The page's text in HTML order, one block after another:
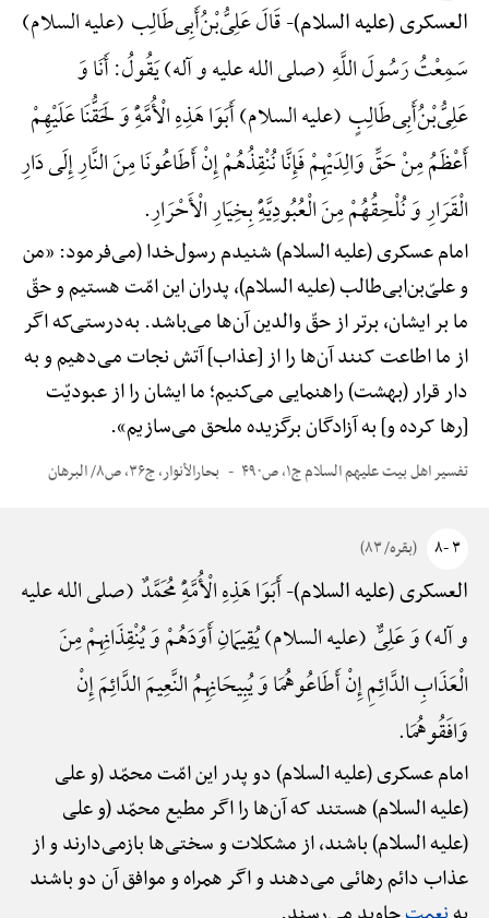
العسکری (علیه السلام)-قَالَ عَلِیُّ‌بْنُ‌أَبِی‌طَالِب (علیه السلام)
سَمِعْتُ رَسُولَ اللَّهِ (صلی الله علیه و آله) یَقُولُ: أَنَا وَ
عَلِیُّ‌بْنُ‌أَبِی‌طَالِبٍ (علیه السلام) أَبَوَا هَذِهِ الْأُمَّهًِْ وَ لَحَقُّنَا عَلَیْهِمْ
أَعْظَمُ مِنْ حَقِّ وَالِدَیْهِمْ فَإِنَّا نُنْقِذُهُمْ إِنْ أَطَاعُونَا مِنَ النَّارِ إِلَی دَارِ
الْقَرَارِ وَ نُلْحِقُهُمْ مِنَ الْعُبُودِیَّهًِْ بِخِیَارِ الْأَحْرَارِ.
امام عسکری (علیه السلام) شنیدم رسول‌خدا (می‌فرمود: «من
و علیّ‌بن‌ابی‌طالب (علیه السلام)، پدران این امّت هستیم و حقّ
ما بر ایشان، برتر از حقّ والدین آن‌ها می‌باشد. به‌درستی‌که اگر
از ما اطاعت کنند آن‌ها را از [عذاب] آتش نجات می‌دهیم و به
دار قرار (بهشت) راهنمایی می‌کنیم؛ ما ایشان را از عبودیّت
[رها کرده و] به آزادگان برگزیده ملحق می‌سازیم».
تفسیر اهل بیت علیهم السلام ج۱، ص۴۹۰ بحارالأنوار، ج۳۶، ص۸/ البرهان
۳ -۸ (بقره/ ۸۳)
العسکری (علیه السلام)-أَبَوَا هَذِهِ الْأُمَّهًِْ مُحَمَّدٌ (صلی الله علیه
و آله) وَ عَلِیٌّ (علیه السلام) یُقِیمَانِ أَوَدَهُمْ وَ یُنْقِذَانِهِمْ مِنَ
الْعَذَابِ الدَّائِمِ إِنْ أَطَاعُوهُمَا وَ یُبِیحَانِهِمُ النَّعِیمَ الدَّائِمَ إِنْ
وَافَقُوهُمَا.
امام عسکری (علیه السلام) دو پدر این امّت محمّد (و علی
(علیه السلام) هستند که آن‌ها را اگر مطیع محمّد (و علی
(علیه السلام) باشند، از مشکلات و سختی‌ها بازمی‌دارند و از
عذاب دائم رهائی می‌دهند و اگر همراه و موافق آن دو باشند